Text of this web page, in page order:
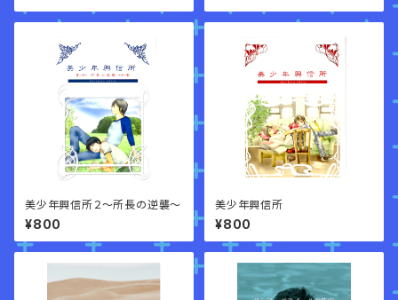
美少年興信所２～所長の逆襲～
¥800
美少年興信所
¥800